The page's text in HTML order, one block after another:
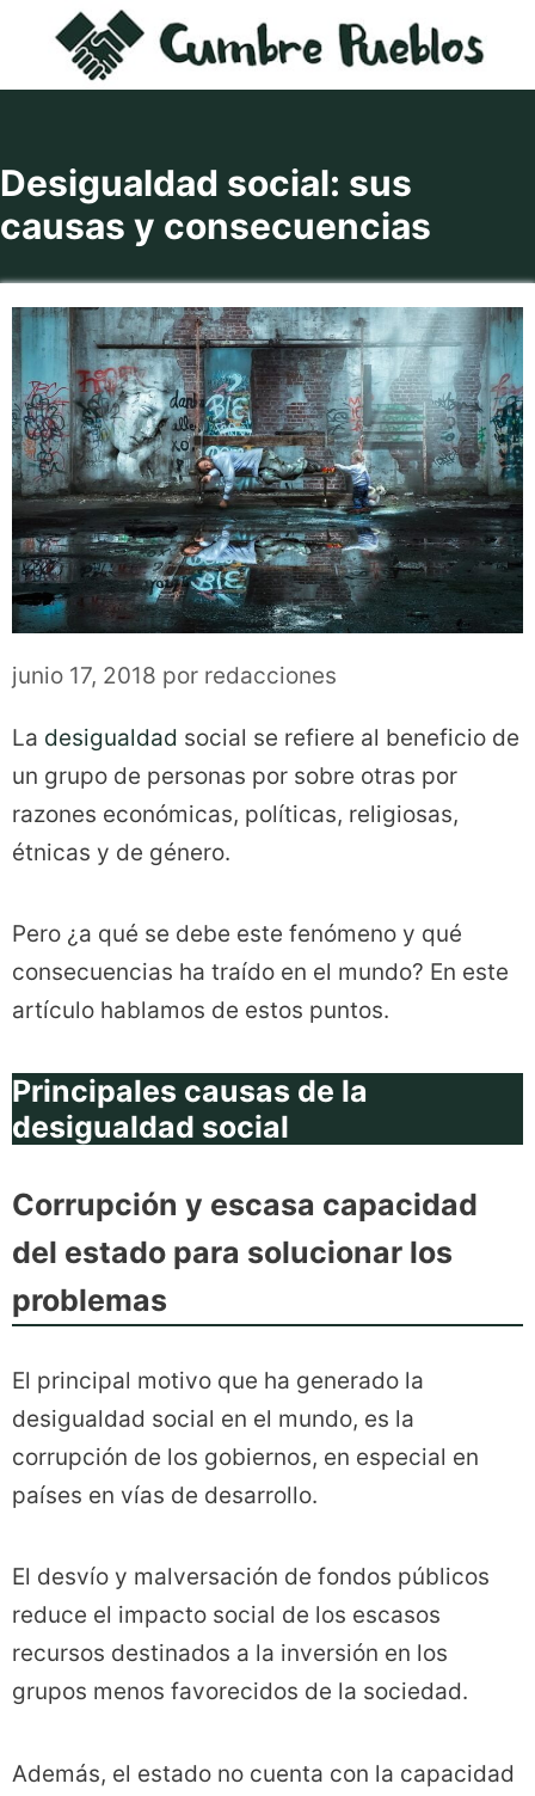
contenido
Desigualdad social: sus
causas y consecuencias
junio 17, 2018 por redacciones
La desigualdad social se refiere al beneficio de
un grupo de personas por sobre otras por
razones económicas, políticas, religiosas,
étnicas y de género.
Pero ¿a qué se debe este fenómeno y qué
consecuencias ha traído en el mundo? En este
artículo hablamos de estos puntos.
Principales causas de la
desigualdad social
Corrupción y escasa capacidad
del estado para solucionar los
problemas
El principal motivo que ha generado la
desigualdad social en el mundo, es la
corrupción de los gobiernos, en especial en
países en vías de desarrollo.
El desvío y malversación de fondos públicos
reduce el impacto social de los escasos
recursos destinados a la inversión en los
grupos menos favorecidos de la sociedad.
Además, el estado no cuenta con la capacidad